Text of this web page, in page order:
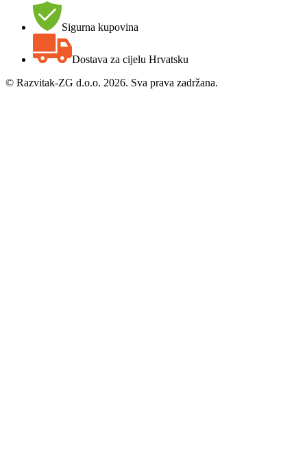
Sigurna kupovina
Dostava za cijelu Hrvatsku
© Razvitak-ZG d.o.o. 2026. Sva prava zadržana.